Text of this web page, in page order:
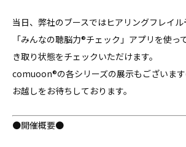
当日、弊社のブースではヒアリングフレイル
「みんなの聴脳力®チェック」アプリを使っ
き取り状態をチェックいただけます。
comuoon®︎の各シリーズの展示もございま
お越しをお待ちしております。
●開催概要●